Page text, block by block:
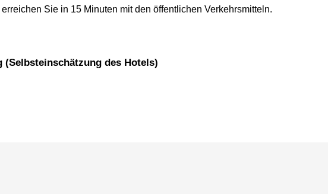
Sie in 15 Minuten mit den öffentlichen Verkehrsmitteln.
(Selbsteinschätzung des Hotels)